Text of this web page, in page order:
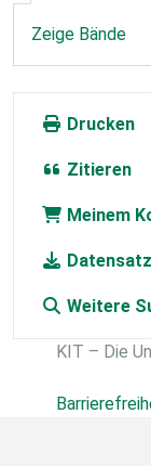
Zeige Bände
Drucken
Zitieren
Meinem
Weitere
KIT – Die